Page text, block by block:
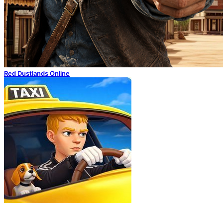
Red Dustlands Online